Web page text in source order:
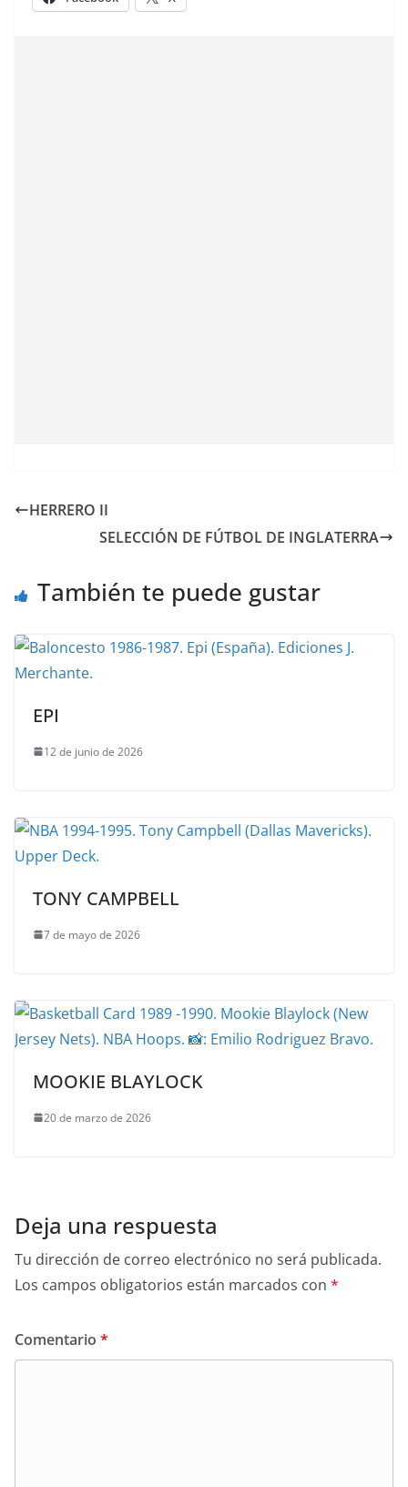
HERRERO II
SELECCIÓN DE FÚTBOL DE INGLATERRA
También te puede gustar
EPI
12 de junio de 2026
TONY CAMPBELL
7 de mayo de 2026
MOOKIE BLAYLOCK
20 de marzo de 2026
Deja una respuesta
Tu dirección de correo electrónico no será publicada.
Los campos obligatorios están marcados con *
Comentario *